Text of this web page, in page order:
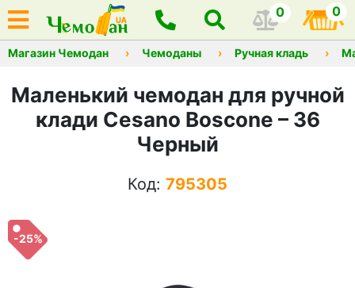
0 0
Магазин Чемодан Чемоданы Ручная кладь
Маленький чемодан для ручной
клади Cesano Boscone – 36
Черный
Код: 795305
-25%